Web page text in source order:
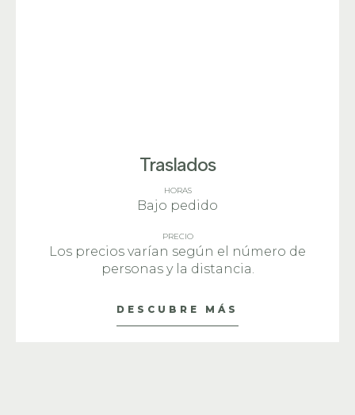
Traslados
HORAS
Bajo pedido
PRECIO
Los precios varían según el número de
personas y la distancia.
DESCUBRE MÁS